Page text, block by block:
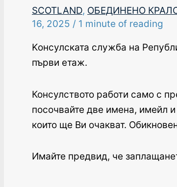
SCOTLAND, ОБЕДИНЕНО
16, 2025 / 1 minute of reading
Kонсулската служба на
първи етаж.
Консулството работи само с
посочвайте две имена, имейл
които ще Ви очакват.
Имайте предвид, че